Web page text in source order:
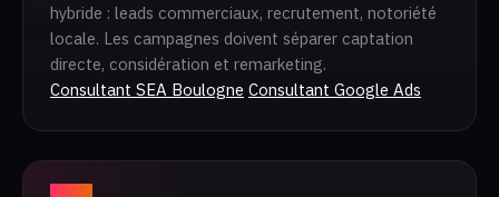
hybride : leads commerciaux, recrutement, notoriété
locale. Les campagnes doivent séparer captation
directe, considération et remarketing.
Consultant SEA Boulogne Consultant Google Ads